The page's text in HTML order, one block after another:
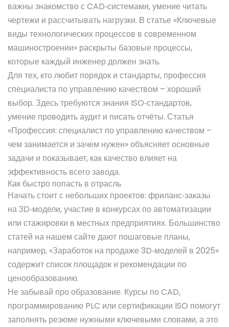
важны знакомство с CAD‑системами, умение читать
чертежи и рассчитывать нагрузки. В статье «Ключевые
виды технологических процессов в современном
машиностроении» раскрыты базовые процессы,
которые каждый инженер должен знать.
Для тех, кто любит порядок и стандарты, профессия
специалиста по управлению качеством – хороший
выбор. Здесь требуются знания ISO‑стандартов,
умение проводить аудит и писать отчёты. Статья
«Профессия: специалист по управлению качеством –
чем занимается и зачем нужен» объясняет основные
задачи и показывает, как качество влияет на
эффективность всего завода.
Как быстро попасть в отрасль
Начать стоит с небольших проектов: фриланс‑заказы
на 3D‑модели, участие в конкурсах по автоматизации
или стажировки в местных предприятиях. Большинство
статей на нашем сайте дают пошаговые планы,
например, «Заработок на продаже 3D‑моделей в 2025»
содержит список площадок и рекомендации по
ценообразованию.
Не забывай про образование. Курсы по CAD,
программированию PLC или сертификации ISO помогут
заполнять резюме нужными ключевыми словами, а это